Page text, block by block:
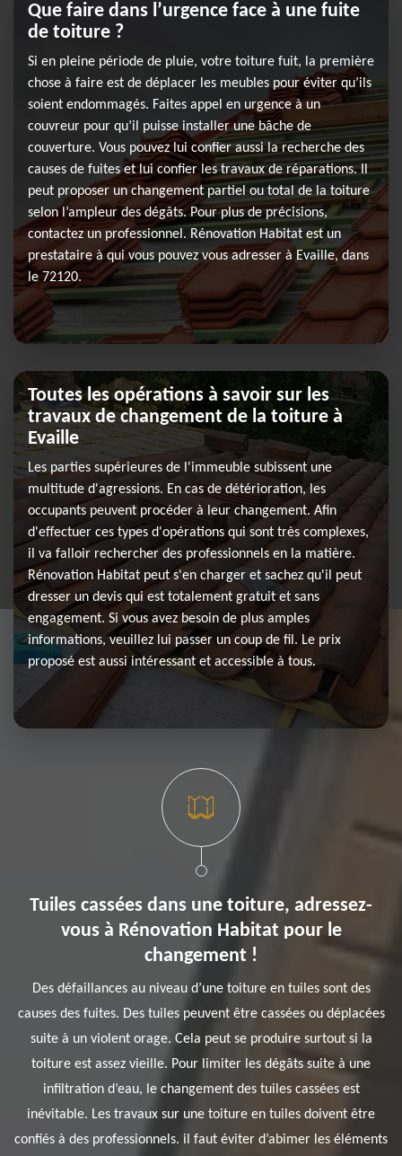
Que faire dans l’urgence face à une fuite
de toiture ?
Si en pleine période de pluie, votre toiture fuit, la première
chose à faire est de déplacer les meubles pour éviter qu’ils
soient endommagés. Faites appel en urgence à un
couvreur pour qu’il puisse installer une bâche de
couverture. Vous pouvez lui confier aussi la recherche des
causes de fuites et lui confier les travaux de réparations. Il
peut proposer un changement partiel ou total de la toiture
selon l’ampleur des dégâts. Pour plus de précisions,
contactez un professionnel. Rénovation Habitat est un
prestataire à qui vous pouvez vous adresser à Evaille, dans
le 72120.
Toutes les opérations à savoir sur les
travaux de changement de la toiture à
Evaille
Les parties supérieures de l'immeuble subissent une
multitude d'agressions. En cas de détérioration, les
occupants peuvent procéder à leur changement. Afin
d'effectuer ces types d'opérations qui sont très complexes,
il va falloir rechercher des professionnels en la matière.
Rénovation Habitat peut s'en charger et sachez qu'il peut
dresser un devis qui est totalement gratuit et sans
engagement. Si vous avez besoin de plus amples
informations, veuillez lui passer un coup de fil. Le prix
proposé est aussi intéressant et accessible à tous.
Tuiles cassées dans une toiture, adressez-
vous à Rénovation Habitat pour le
changement !
Des défaillances au niveau d’une toiture en tuiles sont des
causes des fuites. Des tuiles peuvent être cassées ou déplacées
suite à un violent orage. Cela peut se produire surtout si la
toiture est assez vieille. Pour limiter les dégâts suite à une
infiltration d’eau, le changement des tuiles cassées est
inévitable. Les travaux sur une toiture en tuiles doivent être
confiés à des professionnels. il faut éviter d’abimer les éléments